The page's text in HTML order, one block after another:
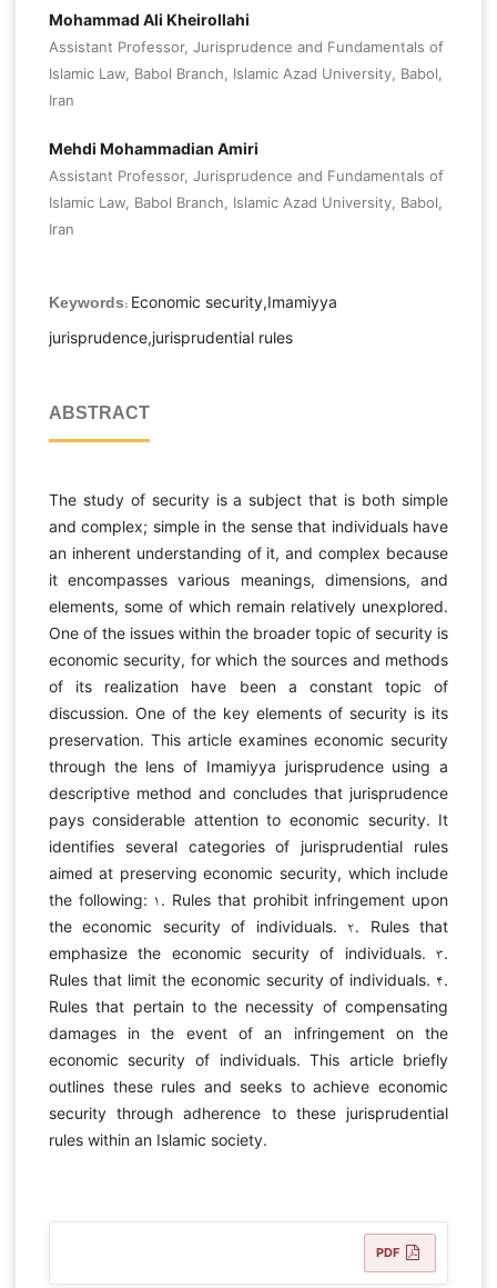
Mohammad Ali Kheirollahi
Assistant Professor, Jurisprudence and Fundamentals of
Islamic Law, Babol Branch, Islamic Azad University, Babol,
Iran
Mehdi Mohammadian Amiri
Assistant Professor, Jurisprudence and Fundamentals of
Islamic Law, Babol Branch, Islamic Azad University, Babol,
Iran
Keywords: Economic security,Imamiyya
jurisprudence,jurisprudential rules
ABSTRACT
The study of security is a subject that is both simple
and complex; simple in the sense that individuals have
an inherent understanding of it, and complex because
it encompasses various meanings, dimensions, and
elements, some of which remain relatively unexplored.
One of the issues within the broader topic of security is
economic security, for which the sources and methods
of its realization have been a constant topic of
discussion. One of the key elements of security is its
preservation. This article examines economic security
through the lens of Imamiyya jurisprudence using a
descriptive method and concludes that jurisprudence
pays considerable attention to economic security. It
identifies several categories of jurisprudential rules
aimed at preserving economic security, which include
the following: ۱. Rules that prohibit infringement upon
the economic security of individuals. ۲. Rules that
emphasize the economic security of individuals. ۳.
Rules that limit the economic security of individuals. ۴.
Rules that pertain to the necessity of compensating
damages in the event of an infringement on the
economic security of individuals. This article briefly
outlines these rules and seeks to achieve economic
security through adherence to these jurisprudential
rules within an Islamic society.
PDF